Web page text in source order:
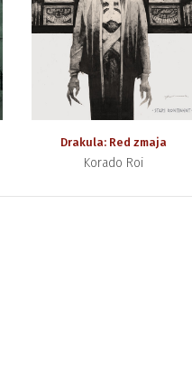
Drakula: Red zmaja
Korado Roi